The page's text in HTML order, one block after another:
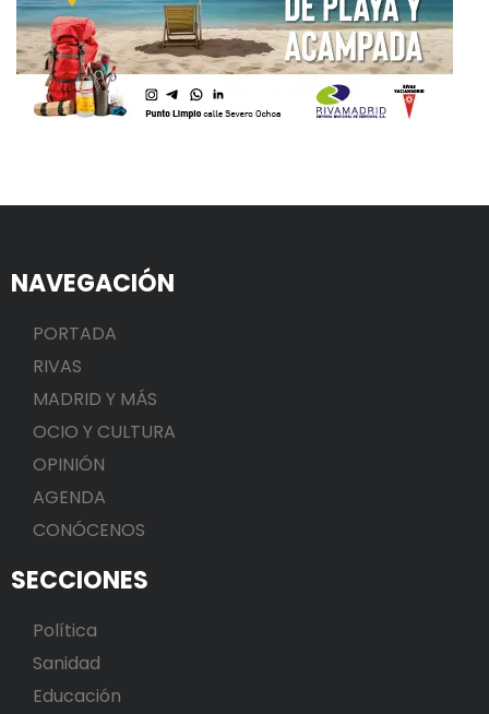
NAVEGACIÓN
PORTADA
RIVAS
MADRID Y MÁS
OCIO Y CULTURA
OPINIÓN
AGENDA
CONÓCENOS
SECCIONES
Política
Sanidad
Educación